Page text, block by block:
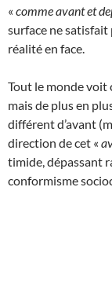
« comme avant et
surface ne satisfait
réalité en face.
Tout le monde voit
mais de plus en
différent d’avant
direction de cet «
timide, dépassant
conformisme